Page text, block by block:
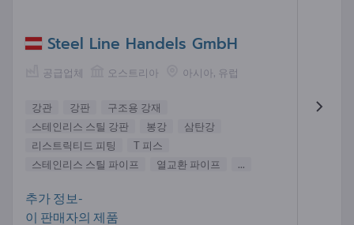
Steel Line Handels GmbH
공급업체 오스트리아 아시아, 유럽
강관 강판
구조용 강재
스테인리스 스틸 강판
봉강
삼탄강
리스트릭티드 피팅
T 피스
스테인리스 스틸 파이프
열교환 파이프 ...
추가 정보-
이 판매자의 제품